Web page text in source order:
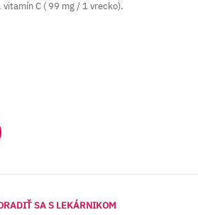
C ( 99 mg / 1 vrecko).
SA S LEKÁRNIKOM